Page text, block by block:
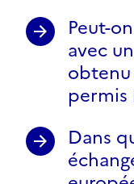
Peut-
avec
permis
Dans